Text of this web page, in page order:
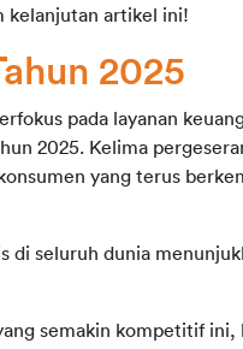
kelanjutan artikel ini!
2025
pada layanan
2025. Kelima
yang terus
di seluruh dunia
semakin kompetitif ini,